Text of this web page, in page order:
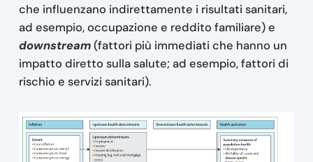
che influenzano indirettamente i risultati sanitari,
ad esempio, occupazione e reddito familiare) e
downstream(fattori più immediati che hanno un
impatto diretto sulla salute; ad esempio, fattori di
rischio e servizi sanitari).